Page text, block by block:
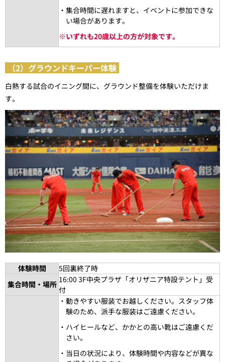
・集合時間に遅れますと、イベントに参加できな
い場合があります。
※いずれも20歳以上の方が対象です。
（2）グラウンドキーパー体験
白熱する試合のイニング間に、グラウンド整備を体験いただけま
す。
体験時間
5回裏終了時
集合時間・場所 16:00 3F中央プラザ「オリザニア特設テント」受
付
・動きやすい服装でお越しください。スタッフ体
験のため、派手な服装はご遠慮ください。
・ハイヒールなど、かかとの高い靴はご遠慮くだ
さい。
・当日の状況により、体験時間や内容などが異な